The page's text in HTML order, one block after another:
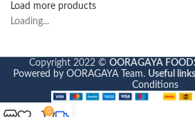
Load more products
Loading...
Copyright 2022 © OORAGAYA
Powered by OORAGAYA Team. Useful
Conditions
0